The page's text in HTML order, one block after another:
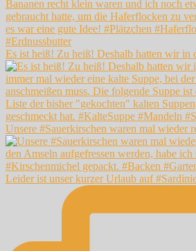
Es ist heiß! Zu heiß! Deshalb hatten wir in
Unsere #Sauerkirschen waren mal wieder
Leider ist unser kurzer Urlaub auf